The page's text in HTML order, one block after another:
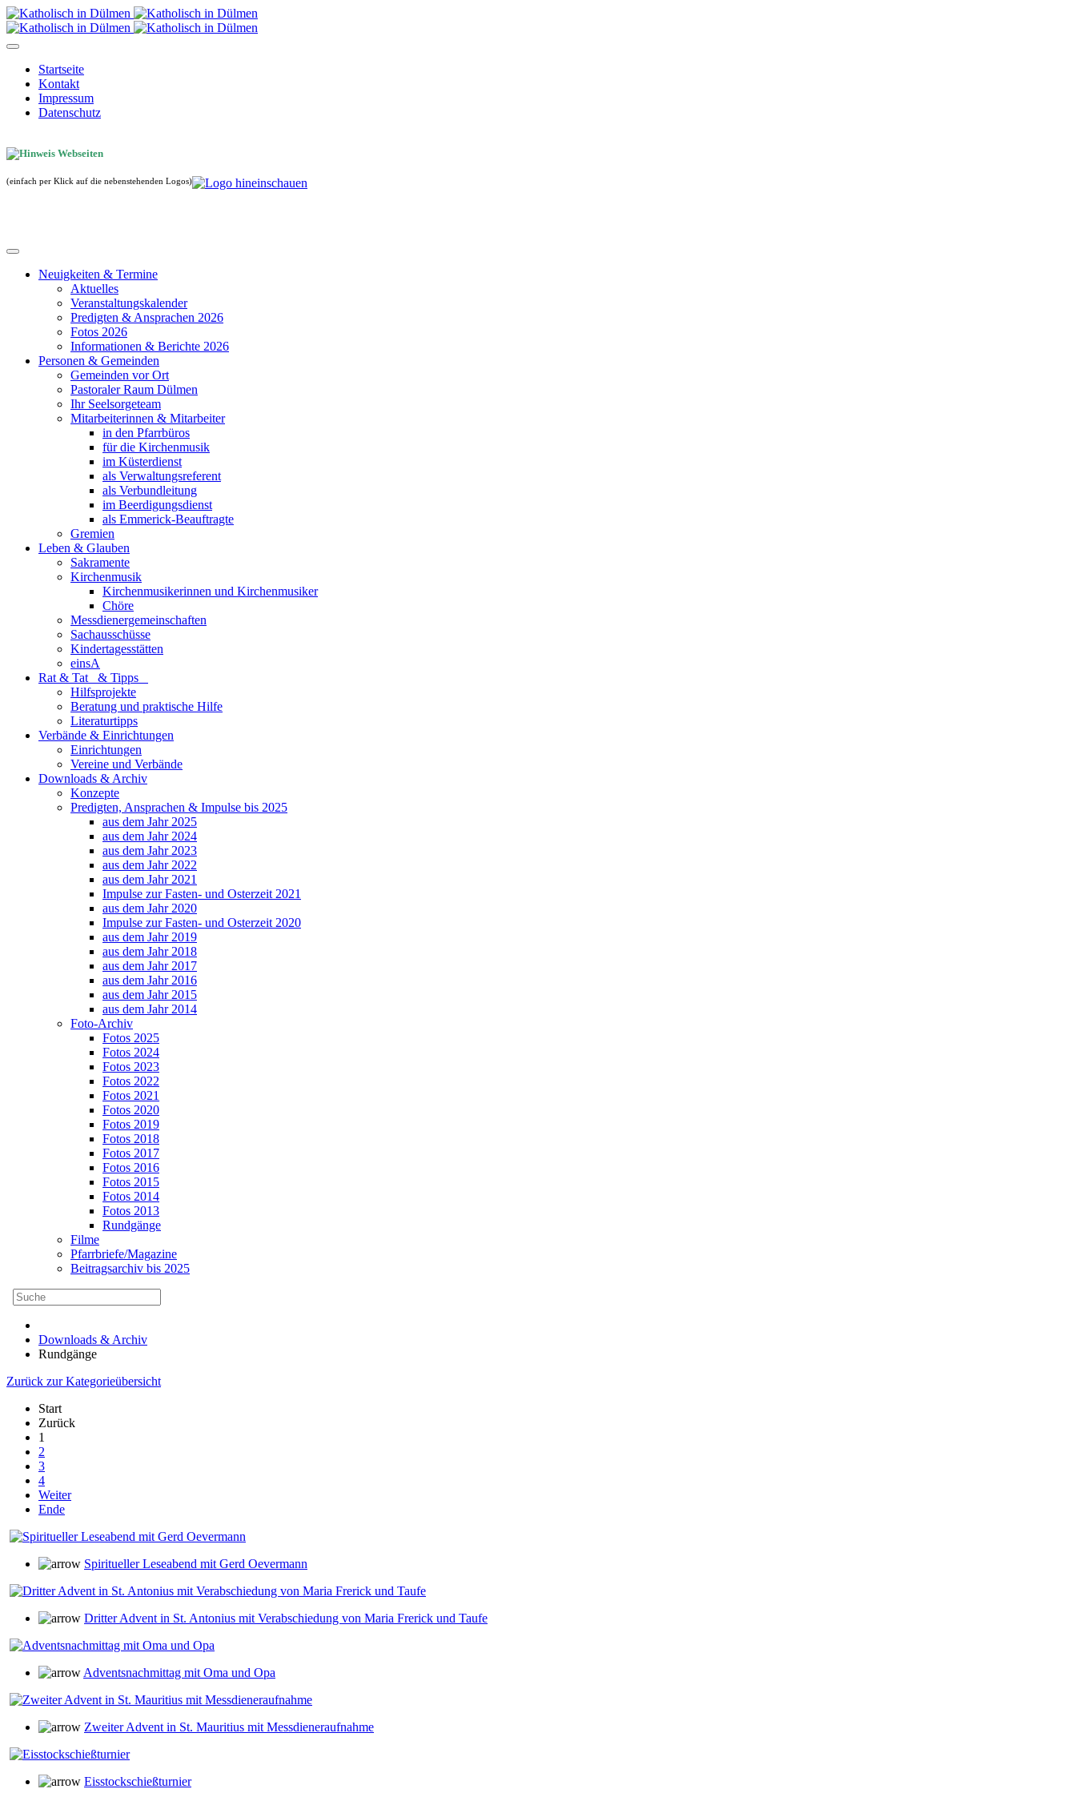
Startseite
Kontakt
Impressum
Datenschutz
(einfach per Klick auf die nebenstehenden Logos)
Neuigkeiten & Termine
Aktuelles
Veranstaltungskalender
Predigten & Ansprachen 2026
Fotos 2026
Informationen & Berichte 2026
Personen & Gemeinden
Gemeinden vor Ort
Pastoraler Raum Dülmen
Ihr Seelsorgeteam
Mitarbeiterinnen & Mitarbeiter
in den Pfarrbüros
für die Kirchenmusik
im Küsterdienst
als Verwaltungsreferent
als Verbundleitung
im Beerdigungsdienst
als Emmerick-Beauftragte
Gremien
Leben & Glauben
Sakramente
Kirchenmusik
Kirchenmusikerinnen und Kirchenmusiker
Chöre
Messdienergemeinschaften
Sachausschüsse
Kindertagesstätten
einsA
Rat & Tat & Tipps
Hilfsprojekte
Beratung und praktische Hilfe
Literaturtipps
Verbände & Einrichtungen
Einrichtungen
Vereine und Verbände
Downloads & Archiv
Konzepte
Predigten, Ansprachen & Impulse bis 2025
aus dem Jahr 2025
aus dem Jahr 2024
aus dem Jahr 2023
aus dem Jahr 2022
aus dem Jahr 2021
Impulse zur Fasten- und Osterzeit 2021
aus dem Jahr 2020
Impulse zur Fasten- und Osterzeit 2020
aus dem Jahr 2019
aus dem Jahr 2018
aus dem Jahr 2017
aus dem Jahr 2016
aus dem Jahr 2015
aus dem Jahr 2014
Foto-Archiv
Fotos 2025
Fotos 2024
Fotos 2023
Fotos 2022
Fotos 2021
Fotos 2020
Fotos 2019
Fotos 2018
Fotos 2017
Fotos 2016
Fotos 2015
Fotos 2014
Fotos 2013
Rundgänge
Filme
Pfarrbriefe/Magazine
Beitragsarchiv bis 2025
Downloads & Archiv
Rundgänge
Zurück zur Kategorieübersicht
Start
Zurück
1
2
3
4
Weiter
Ende
Spiritueller Leseabend mit Gerd Oevermann
Dritter Advent in St. Antonius mit Verabschiedung von Maria Frerick und Taufe
Adventsnachmittag mit Oma und Opa
Zweiter Advent in St. Mauritius mit Messdieneraufnahme
Eisstockschießturnier